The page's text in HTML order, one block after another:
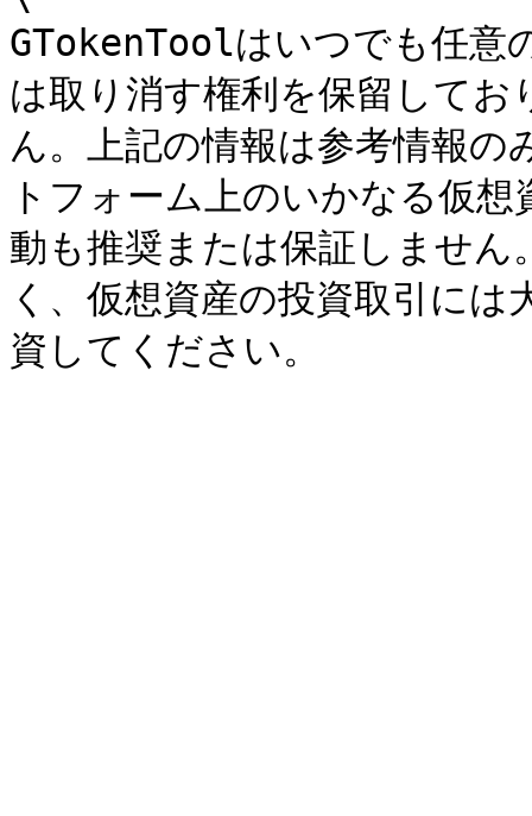
GTokenToolはいつでも任意
は取り消す権利を保留して
ん。上記の情報は参考情報
トフォーム上のいかなる仮
動も推奨または保証しません
く、仮想資産の投資取引に